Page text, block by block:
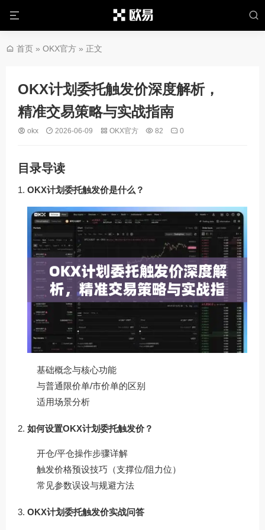
首页 » OKX官方 » 正文
OKX计划委托触发价深度解析，
精准交易策略与实战指南
okx 2026-06-09 OKX官方 82 0
目录导读
OKX计划委托触发价是什么？
基础概念与核心功能
与普通限价单/市价单的区别
适用场景分析
如何设置OKX计划委托触发价？
开仓/平仓操作步骤详解
触发价格预设技巧（支撑位/阻力位）
常见参数误设与规避方法
OKX计划委托触发价实战问答